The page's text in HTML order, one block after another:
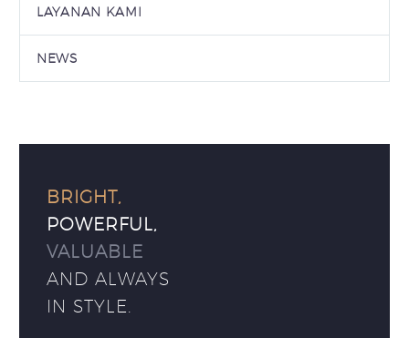
LAYANAN KAMI
NEWS
BRIGHT,
POWERFUL,
VALUABLE
AND ALWAYS
IN STYLE.